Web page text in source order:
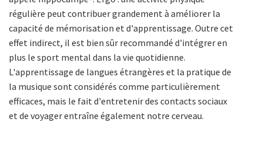
régulière peut contribuer grandement à améliorer la
capacité de mémorisation et d'apprentissage. Outre cet
effet indirect, il est bien sûr recommandé d'intégrer en
plus le sport mental dans la vie quotidienne.
L'apprentissage de langues étrangères et la pratique de
la musique sont considérés comme particulièrement
efficaces, mais le fait d'entretenir des contacts sociaux
et de voyager entraîne également notre cerveau.